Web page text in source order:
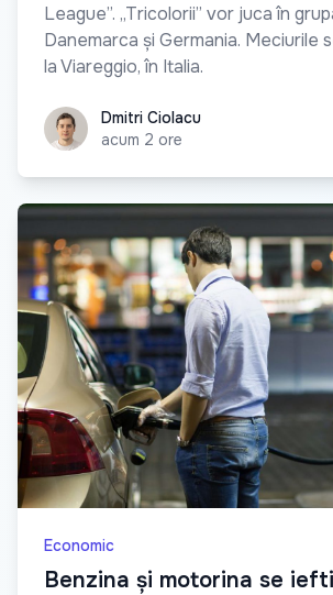
League”. „Tricolorii” vor juca în
Danemarca și Germania. Meciurile
la Viareggio, în Italia.
Dmitri Ciolacu
Dmitri Ciolacu
acum 2 ore
Economic
Benzina și motorina se